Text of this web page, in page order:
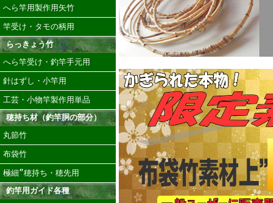
へら竿用製作用矢竹
竿受け・タモの柄用
らっきょう竹
へら竿受け・釣竿手元用
針はずし・小竿用
工芸・小物竿製作用単品
穂持ち材（釣竿胴の部分）
丸節竹
布袋竹
極細”穂持ち・穂先用
釣竿用ガイド各種